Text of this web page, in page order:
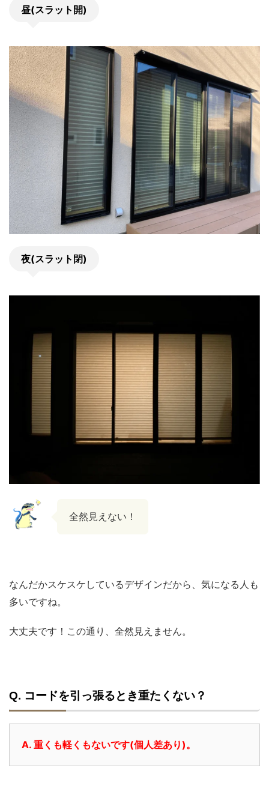
昼(スラット開)
夜(スラット閉)
全然見えない！
なんだかスケスケしているデザインだから、気になる人も
多いですね。
大丈夫です！この通り、全然見えません。
Q. コードを引っ張るとき重たくない？
A. 重くも軽くもないです(個人差あり)。